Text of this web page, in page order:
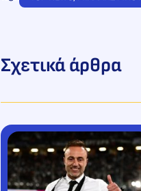
Σχετικά άρθρα